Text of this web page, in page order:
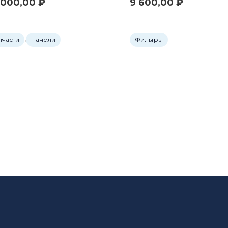
₽
, Панели
9 600,00 ₽
Фильтры